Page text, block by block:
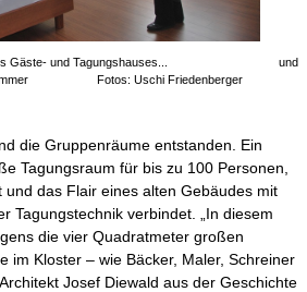
des Gäste- und Tagungshauses... und
Fotos: Uschi Friedenberger
die Gruppenräume entstanden. Ein
Tagungsraum für bis zu 100 Personen,
das Flair eines alten Gebäudes mit
Tagungstechnik verbindet. „In diesem
die vier Quadratmeter großen
im Kloster – wie Bäcker, Maler, Schreiner
Josef Diewald aus der Geschichte